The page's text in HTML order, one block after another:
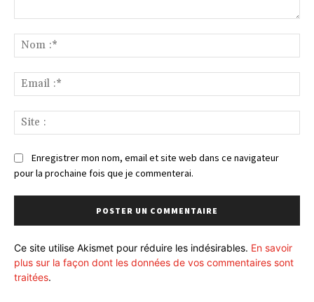
:*
:*
:
Enregistrer mon nom, email et site web dans ce navigateur
pour la prochaine fois que je commenterai.
Ce site utilise Akismet pour réduire les indésirables. En savoir
plus sur la façon dont les données de vos commentaires sont
traitées.